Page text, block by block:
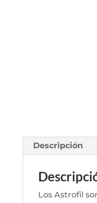
Descripción
Los Astrofil